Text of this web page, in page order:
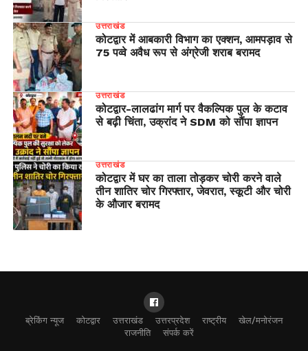
उत्तराखंड
कोटद्वार में आबकारी विभाग का एक्शन, आमपड़ाव से
75 पव्वे अवैध रूप से अंग्रेजी शराब बरामद
उत्तराखंड
​कोटद्वार-लालढांग मार्ग पर वैकल्पिक पुल के कटाव
से बढ़ी चिंता, उक्रांद ने SDM को सौंपा ज्ञापन
उत्तराखंड
कोटद्वार में घर का ताला तोड़कर चोरी करने वाले
तीन शातिर चोर गिरफ्तार, जेवरात, स्कूटी और चोरी
के औजार बरामद
ब्रेकिंग न्यूज कोटद्वार उत्तराखंड उत्तरप्रदेश राष्ट्रीय
खेल/मनोरंजन
राजनीति
संपर्क करें